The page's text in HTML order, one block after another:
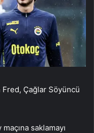
Fred, Çağlar Söyüncü
saklamayı